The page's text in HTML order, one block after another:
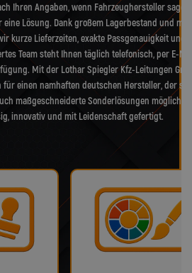
Ihren Angaben, wenn Fahrzeughersteller sagen
Lösung. Dank großem Lagerbestand und
kurze Lieferzeiten, exakte Passgenauigkeit und
Team steht Ihnen täglich telefonisch, per E-
Mit der Lothar Spiegler Kfz-Leitungen
für einen namhaften deutschen Hersteller, der
maßgeschneiderte Sonderlösungen möglich
innovativ und mit Leidenschaft gefertigt.